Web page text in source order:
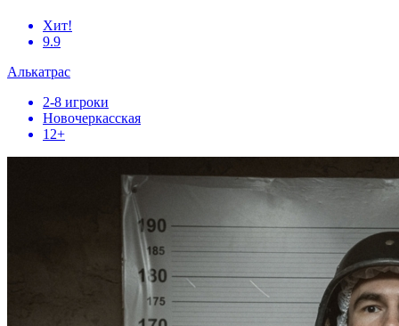
Хит!
9.9
Алькатрас
2-8 игроки
Новочеркасская
12+